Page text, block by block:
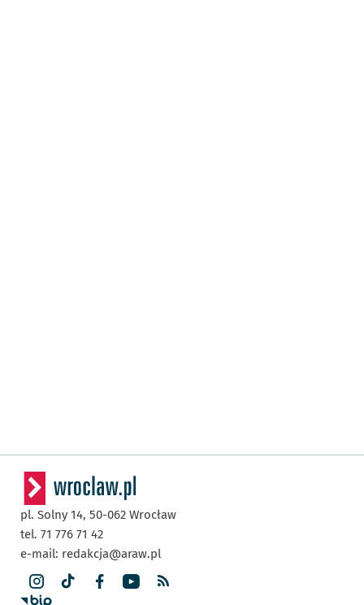
pl. Solny 14, 50-062 Wrocław
tel. 71 776 71 42
e-mail: redakcja@araw.pl